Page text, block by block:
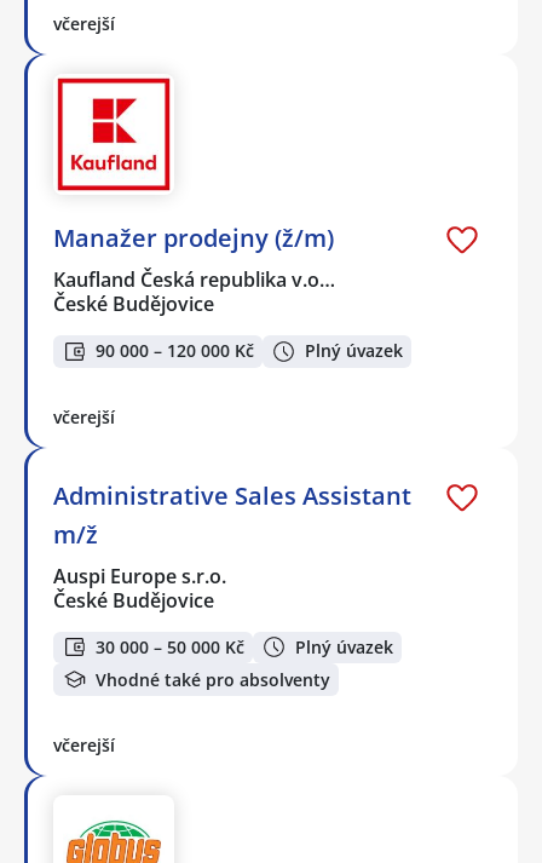
včerejší
Manažer prodejny (ž/m)
Kaufland Česká republika v.o…
České Budějovice
90 000 – 120 000 Kč Plný úvazek
včerejší
Administrative Sales Assistant
m/ž
Auspi Europe s.r.o.
České Budějovice
30 000 – 50 000 Kč
Plný úvazek
Vhodné také pro absolventy
včerejší